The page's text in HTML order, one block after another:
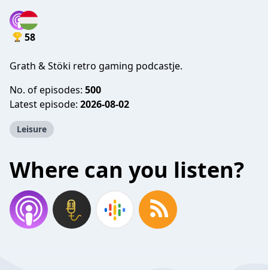
58
Grath & Stöki retro gaming podcastje.
No. of episodes: 500
Latest episode: 2026-08-02
Leisure
Where can you listen?